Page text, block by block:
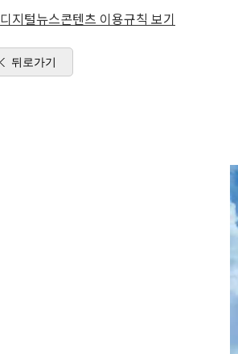
디지털뉴스콘텐츠 이용규칙 보기
뒤로가기